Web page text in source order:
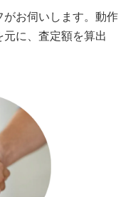
がお伺いします。動作
に、査定額を算出